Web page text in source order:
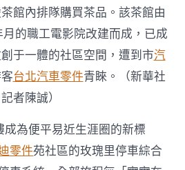
館內排隊購買茶品。該茶館由
的職工電影院改建而成，已成
于一體的社區空間，遭到市汽
台北汽車零件青睞。（新華社
記者陳誠）
為便平易近生涯圈的新標
零件苑社區的玫瑰里停車綜合